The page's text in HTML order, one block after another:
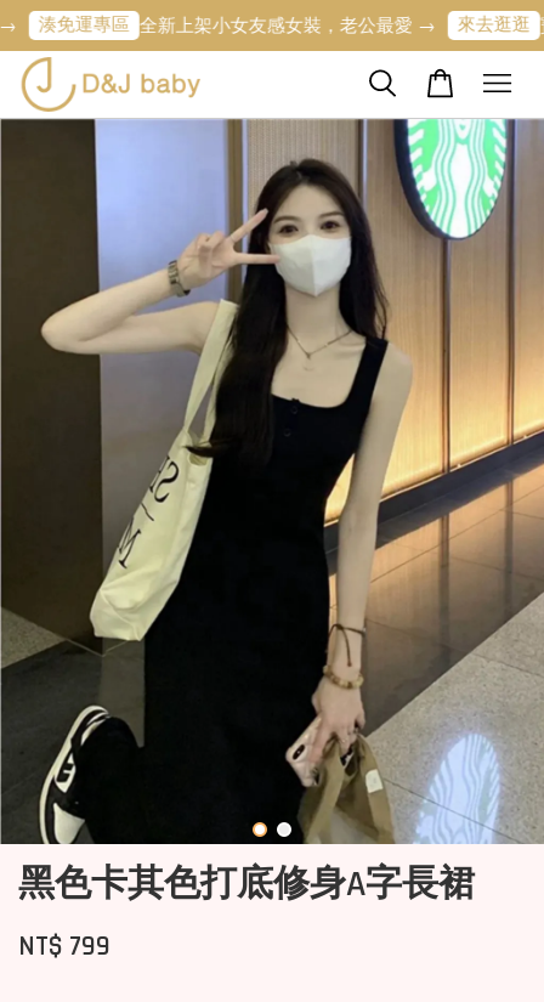
專區 全新上架小女友感女裝，老公最愛 → 來去逛逛 寶寶的
黑色卡其色打底修身A字長裙
NT$ 799